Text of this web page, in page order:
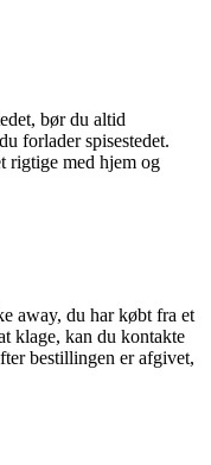
bør du altid
forlader spisestedet.
rigtige med hjem og
away, du har købt fra et
klage, kan du kontakte
bestillingen er afgivet,